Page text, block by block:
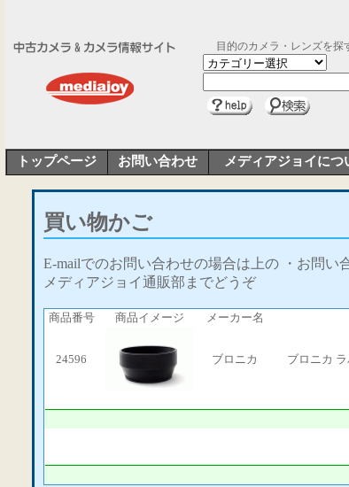
目的のカメラ・レンズを探
トップページ お問い合わせ メディアジョイにつ
買い物かご
E-mailでのお問い合わせの場合は上の ・お問い
メディアジョイ通販部までどうぞ
商品番号 商品イメージ メーカー名
24596 ブロニカ ブロニカ